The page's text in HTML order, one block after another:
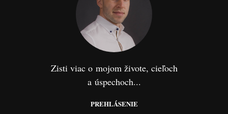
Zisti viac o mojom živote, cieľoch
a úspechoch...
PREHLÁSENIE